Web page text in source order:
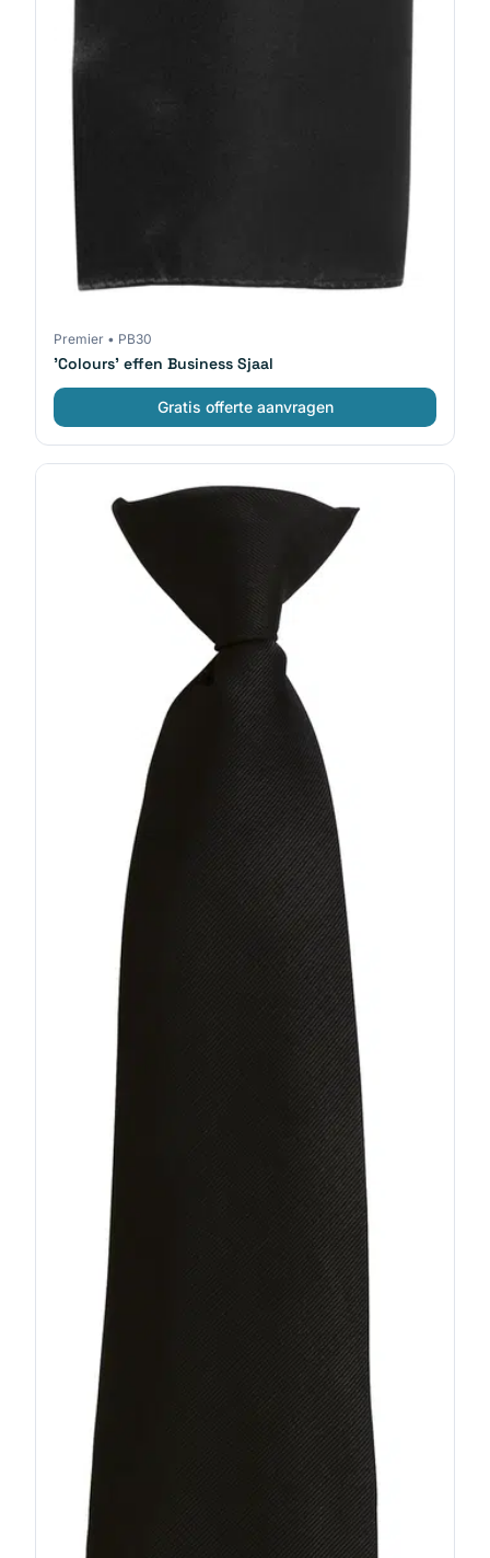
Premier • PB30
'Colours' effen Business Sjaal
Gratis offerte aanvragen